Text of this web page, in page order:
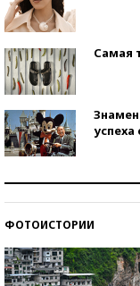
Самая
ФОТОИСТОРИИ